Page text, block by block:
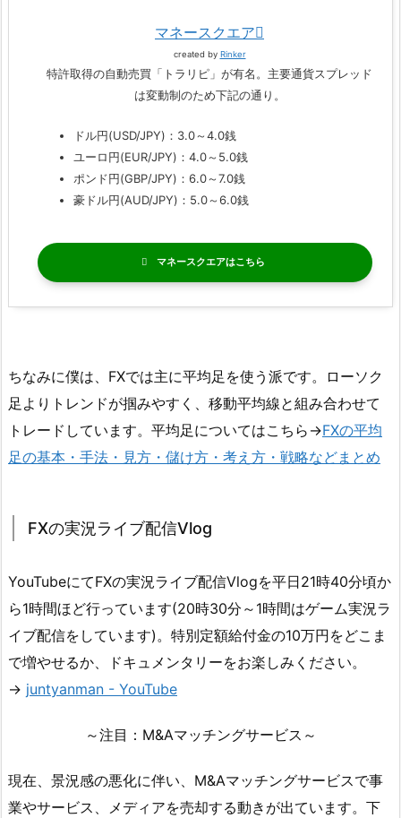
マネースクエア
created by Rinker
特許取得の自動売買「トラリピ」が有名。主要通貨スプレッド
は変動制のため下記の通り。
ドル円(USD/JPY)：3.0～4.0銭
ユーロ円(EUR/JPY)：4.0～5.0銭
ポンド円(GBP/JPY)：6.0～7.0銭
豪ドル円(AUD/JPY)：5.0～6.0銭
マネースクエア
ちなみに僕は、FXでは主に平均足を使う派です。ローソク
足よりトレンドが掴みやすく、移動平均線と組み合わせて
トレードしています。平均足についてはこちら→FXの平均
足の基本・手法・見方・儲け方・考え方・戦略などまとめ
FXの実況ライブ配信Vlog
YouTubeにてFXの実況ライブ配信Vlogを平日21時40分頃か
ら1時間ほど行っています(20時30分～1時間はゲーム実況ラ
イブ配信をしています)。特別定額給付金の10万円をどこま
で増やせるか、ドキュメンタリーをお楽しみください。
→ juntyanman - YouTube
～注目：M&Aマッチングサービス～
現在、景況感の悪化に伴い、M&Aマッチングサービスで事
業やサービス、メディアを売却する動きが出ています。下